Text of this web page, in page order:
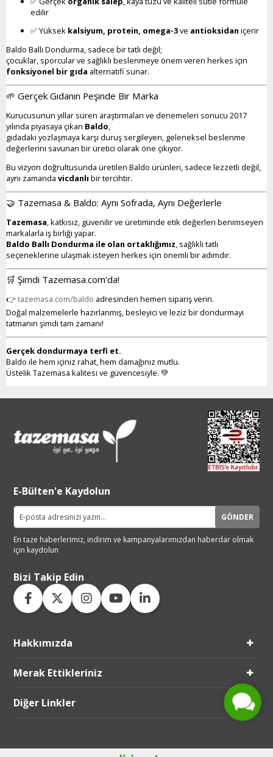
edilir
✅ Yüksek kalsiyum, protein, omega-3ve antioksidan içerir
Baldo Ballı Dondurma, sadece bir tatlı değil;
çocuklar, sporcular ve sağlıklı beslenmeye önem veren herkes için
fonksiyonel bir gıda alternatifi sunar.
🌱 Gerçek Gıdanın Peşinde Bir Marka
Kurucusunun yıllar süren araştırmaları ve denemeleri sonucu 2017
yılında piyasaya çıkan Baldo,
gıdadaki yozlaşmaya karşı duruş sergileyen, geleneksel beslenme
değerlerini savunan bir üretici olarak öne çıkıyor.
Bu vizyon doğrultusunda üretilen Baldo ürünleri, sadece lezzetli değil,
aynı zamanda vicdanlı bir tercihtir.
🤝 Tazemasa & Baldo: Aynı Sofrada, Aynı Değerlerle
Tazemasa, katkısız, güvenilir ve üretiminde etik değerleri benimseyen
markalarla iş birliği yapar.
Baldo Ballı Dondurma ile olan ortaklığımız, sağlıklı tatlı
seçeneklerine ulaşmak isteyen herkes için önemli bir adımdır.
🛒 Şimdi Tazemasa.com’da!
👉tazemasa.com/baldo adresinden hemen sipariş verin.
Doğal malzemelerle hazırlanmış, besleyici ve leziz bir dondurmayı
tatmanın şimdi tam zamanı!
Gerçek dondurmaya terfi et.
Baldo ile hem içiniz rahat, hem damağınız mutlu.
Üstelik Tazemasa kalitesi ve güvencesiyle. 💚
E-Bülten'e Kaydolun
GÖNDER
En taze haberlerimiz, indirim ve kampanyalarımızdan haberdar olmak
için kaydolun
Bizi Takip Edin
Hakkımızda
Merak Ettikleriniz
Diğer Linkler